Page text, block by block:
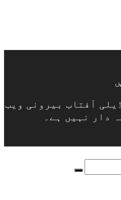
| ڈیلی آفتاب بیرونی ویب
دار نہیں ہے۔